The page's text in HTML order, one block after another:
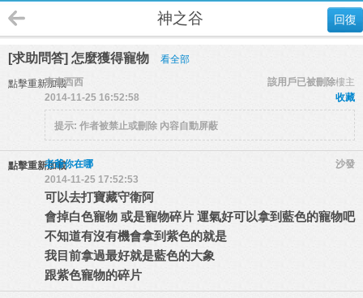
回復
神之谷
[求助問答] 怎麼獲得寵物 看全部
點擊重新加載 樓主
東東西西
該用戶已被刪除
收藏
2014-11-25 16:52:58
提示: 作者被禁止或刪除 內容自動屏蔽
點擊重新加載 沙發
老爺你在哪
2014-11-25 17:52:53
可以去打寶藏守衛阿
會掉白色寵物 或是寵物碎片 運氣好可以拿到藍色的寵物吧
不知道有沒有機會拿到紫色的就是
我目前拿過最好就是藍色的大象
跟紫色寵物的碎片